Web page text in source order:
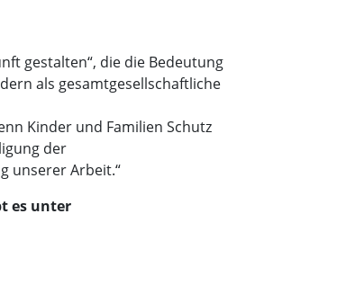
gestalten“, die die Bedeutung
als gesamtgesellschaftliche
Kinder und Familien Schutz
der
unserer Arbeit.“
es unter